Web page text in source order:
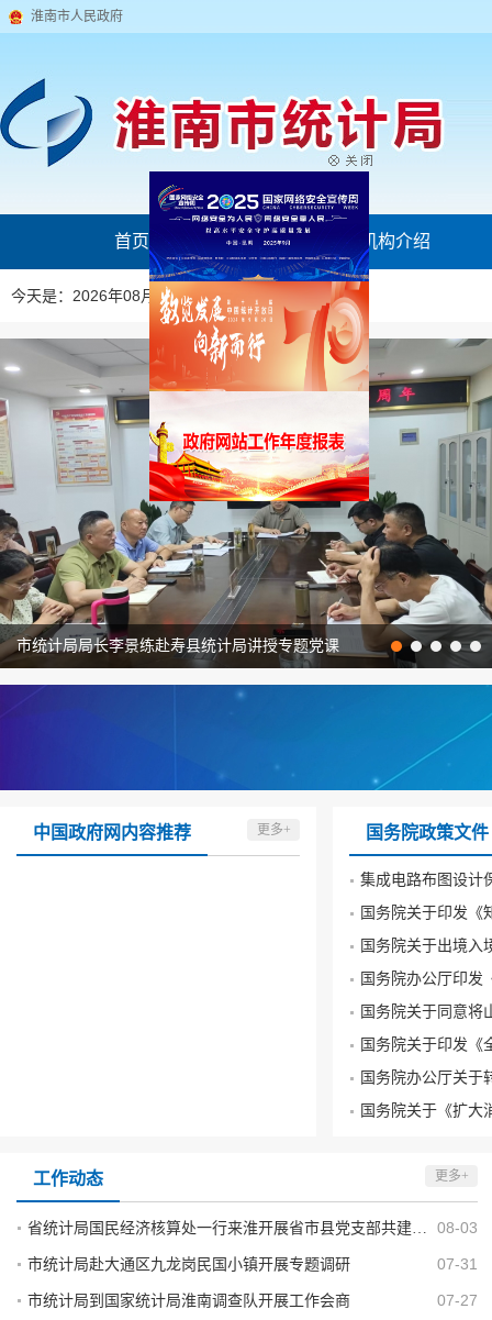
淮南市人民政府
首页 机构介绍
今天是：2026年08月06日
市统计局局长李景练赴寿县统计局讲授专题党课
中国政府网内容推荐 更多+ 国务院政策文件
集成电路布图设计
国务院关于出境入
工作动态 更多+
省统计局国民经济核算处一行来淮开展省市县党支部共建暨“统计大讲堂”活动 08-03
市统计局赴大通区九龙岗民国小镇开展专题调研 07-31
市统计局到国家统计局淮南调查队开展工作会商 07-27